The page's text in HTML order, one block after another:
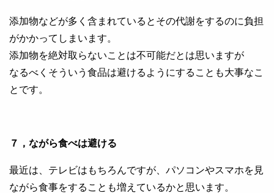
添加物などが多く含まれているとその代謝をするのに負担
がかかってしまいます。
添加物を絶対取らないことは不可能だとは思いますが
なるべくそういう食品は避けるようにすることも大事なこ
とです。
７，ながら食べは避ける
最近は、テレビはもちろんですが、パソコンやスマホを見
ながら食事をすることも増えているかと思います。